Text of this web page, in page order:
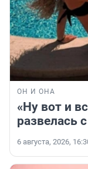
ОН И ОНА
«Ну вот и
развелась
6 августа, 2026,